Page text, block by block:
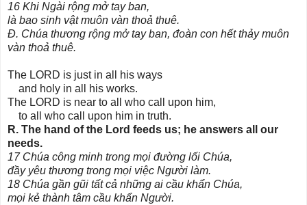
16 Khi Ngài rộng mở tay ban,
là bao sinh vật muôn vàn thoả thuê.
Đ. Chúa thương rộng mở tay ban, đoàn con hết thảy muôn
vàn thoả thuê.
The LORD is just in all his ways
and holy in all his works.
The LORD is near to all who call upon him,
to all who call upon him in truth.
R. The hand of the Lord feeds us; he answers all our
needs.
17 Chúa công minh trong mọi đường lối Chúa,
đầy yêu thương trong mọi việc Người làm.
18 Chúa gần gũi tất cả những ai cầu khẩn Chúa,
mọi kẻ thành tâm cầu khẩn Người.